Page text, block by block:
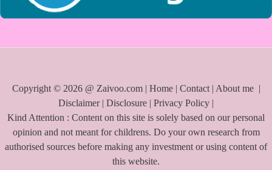
Copyright © 2026 @ Zaivoo.com | Home| Contact| About me |
Disclaimer| Disclosure | Privacy Policy |
Kind Attention : Content on this site is solely based on our personal
opinion and not meant for childrens. Do your own research from
authorised sources before making any investment or using content of
this website.